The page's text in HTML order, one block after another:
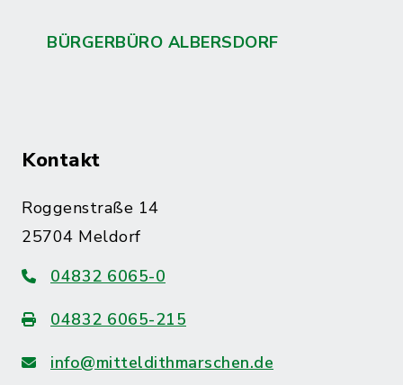
BÜRGERBÜRO ALBERSDORF
Kontakt
Roggenstraße 14
25704 Meldorf
04832 6065-0
04832 6065-215
info@mitteldithmarschen.de